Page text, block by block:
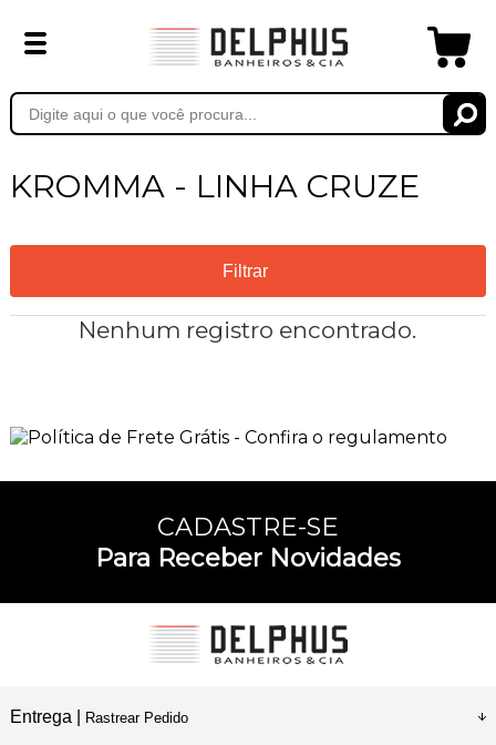
KROMMA - LINHA CRUZE
Filtrar
Nenhum registro encontrado.
CADASTRE-SE
Para Receber Novidades
Entrega | Rastrear Pedido